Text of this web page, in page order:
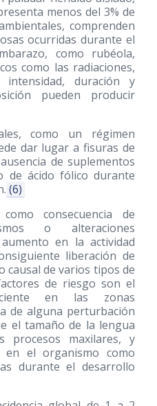
menos del 3% de
comprenden
ocurridas durante el
como rubéola,
como las radiaciones,
duración y
pueden producir
como un régimen
dar lugar a fisuras de
de suplementos
de ácido fólico durante
(6)
consecuencia de
o alteraciones
en la actividad
liberación de
causal de varios tipos de
de riesgo son el
en las zonas
de alguna perturbación
el tamaño de la lengua
maxilares, y
en el organismo como
durante el desarrollo